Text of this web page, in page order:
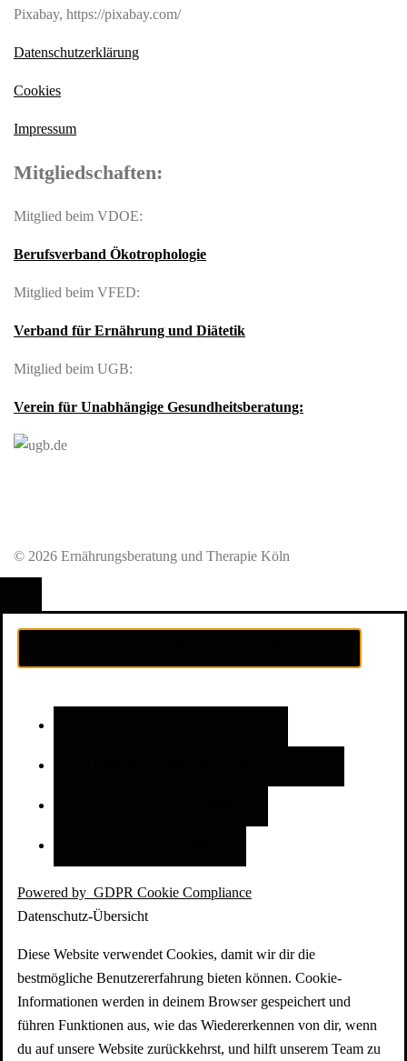
Pixabay, https://pixabay.com/
Datenschutzerklärung
Cookies
Impressum
Mitgliedschaften:
Mitglied beim VDOE:
Berufsverband Ökotrophologie
Mitglied beim VFED:
Verband für Ernährung und Diätetik
Mitglied beim UGB:
Verein für Unabhängige Gesundheitsberatung:
© 2026 Ernährungsberatung und Therapie Köln
Powered by GDPR Cookie Compliance
Datenschutz-Übersicht
Diese Website verwendet Cookies, damit wir dir die
bestmögliche Benutzererfahrung bieten können. Cookie-
Informationen werden in deinem Browser gespeichert und
führen Funktionen aus, wie das Wiedererkennen von dir, wenn
du auf unsere Website zurückkehrst, und hilft unserem Team zu